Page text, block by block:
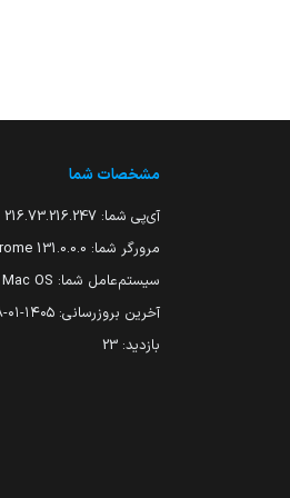
مشخصات شما
آی‌پی شما: 216.73.216.247
مرورگر شما: 131.0.0.0 Chrome
سیستم‌عامل شما: Mac OS
آخرین بروزرسانی: ۱۴۰۵-۰۱-۰۸
بازدید: 23